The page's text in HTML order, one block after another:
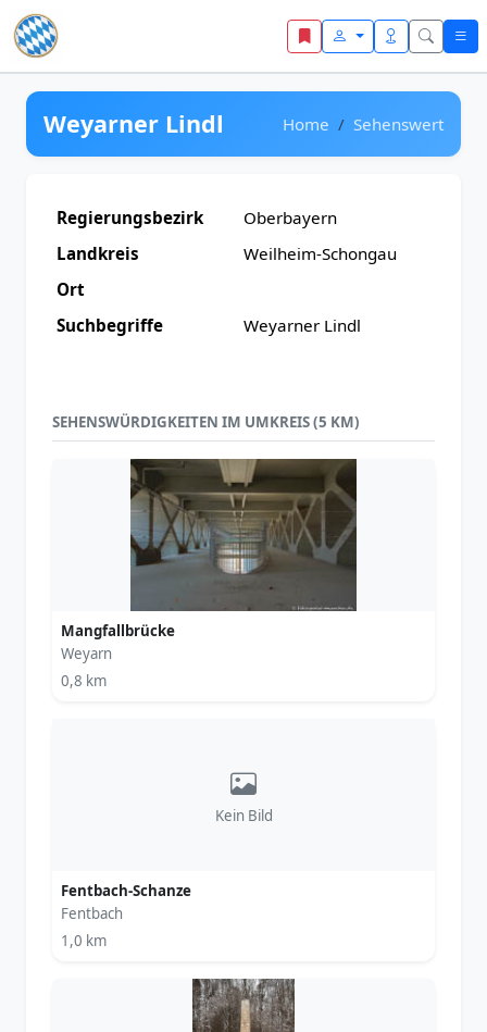
Zum Inhalt springen
Weyarner Lindl Home Sehenswert
Regierungsbezirk
Oberbayern
Landkreis
Weilheim-Schongau
Ort
Suchbegriffe
Weyarner Lindl
SEHENSWÜRDIGKEITEN IM UMKREIS (5 KM)
Mangfallbrücke
Weyarn
0,8 km
Kein Bild
Fentbach-Schanze
Fentbach
1,0 km